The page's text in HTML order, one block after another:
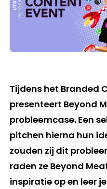
Tijdens het Branded
presenteert Beyond
probleemcase. Een
pitchen hierna hun
zouden zij dit
raden ze Beyond
inspiratie op en leer